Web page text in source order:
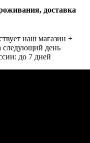
доставка
наш магазин +
следующий день
до 7 дней